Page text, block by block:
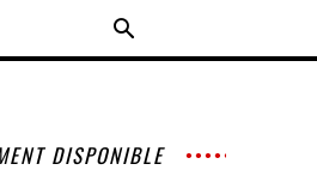
DISPONIBLE